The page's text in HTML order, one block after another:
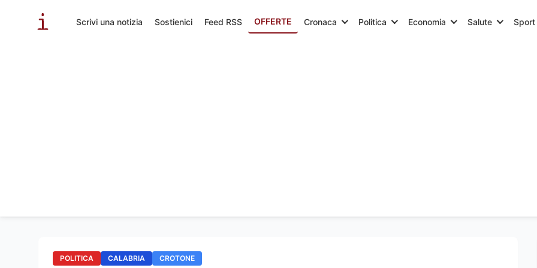
Scrivi una notizia Sostienici Feed RSS OFFERTE Cronaca Politica Economia Salute Sport
POLITICA CALABRIA CROTONE